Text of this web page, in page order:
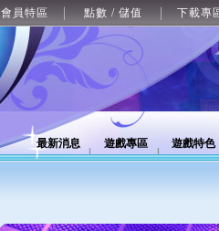
會員特區 點數 / 儲值 下載專
最新消息 遊戲專區 遊戲特色